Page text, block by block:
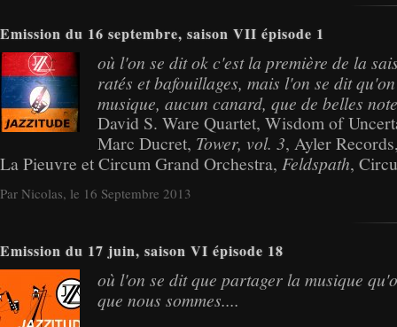
Emission du 16 septembre, saison VII épisode 1
où l'on se dit ok c'est la première de la
ratés et bafouillages, mais l'on se dit
musique, aucun canard, que de belles
David S. Ware Quartet, Wisdom of
Marc Ducret, Tower, vol. 3, Ayler
La Pieuvre et Circum Grand Orchestra, Feldspath,
Par Nicolas, le 16 Septembre 2013
Emission du 17 juin, saison VI épisode 18
où l'on se dit que partager la musique
que nous sommes....